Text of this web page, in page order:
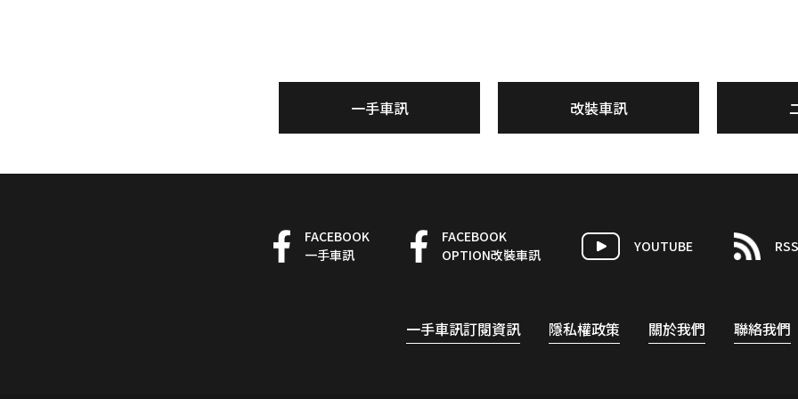
一手車訊 改裝車訊
FACEBOOK
一手車訊
FACEBOOK
OPTION改裝車訊
YOUTUBE RSS
一手車訊訂閱資訊 隱私權政策 關於我們 聯絡我們